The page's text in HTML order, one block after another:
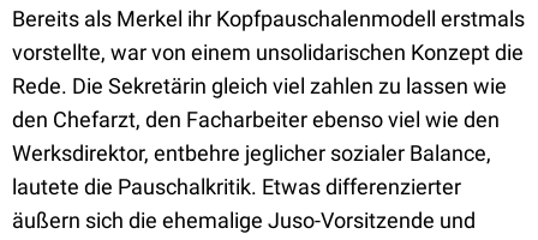
Bereits als Merkel ihr Kopfpauschalenmodell erstmals
vorstellte, war von einem unsolidarischen Konzept die
Rede. Die Sekretärin gleich viel zahlen zu lassen wie
den Chefarzt, den Facharbeiter ebenso viel wie den
Werksdirektor, entbehre jeglicher sozialer Balance,
lautete die Pauschalkritik. Etwas differenzierter
äußern sich die ehemalige Juso-Vorsitzende und